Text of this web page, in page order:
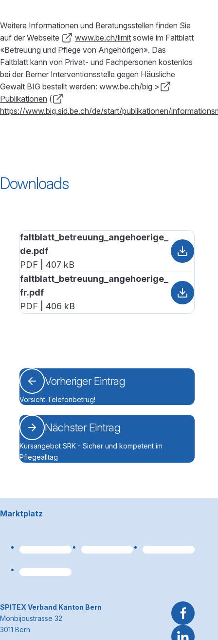
Weitere Informationen und Beratungsstellen finden Sie
auf der Webseite
www.be.ch/limit sowie im Faltblatt
«Betreuung und Pflege von Angehörigen». Das
Faltblatt kann von Privat- und Fachpersonen kostenlos
bei der Berner Interventionsstelle gegen Häusliche
Gewalt BIG bestellt werden: www.be.ch/big >
Publikationen (
https://www.big.sid.be.ch/de/start/publikationen/
Downloads
faltblatt_betreuung_angehoerige_
de.pdf
PDF | 407 kB
faltblatt_betreuung_angehoerige_
fr.pdf
PDF | 406 kB
Vorheriger Eintrag
Vorsicht Telefonbetrug!
Nächster Eintrag
Kursangebot SRK - Sicher und kompetent im
Pflegealltag
Marktplatz
~Kontaktinformationen
SPITEX Verband Kanton Bern
Monbijoustrasse 32
3011 Bern